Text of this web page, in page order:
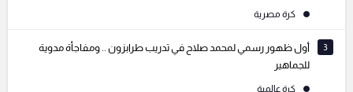
كرة مصرية
3
أول ظهور رسمي لمحمد صلاح في تدريب طرابزون .. ومفاجأة مدوية
للجماهير
كرة عالمية